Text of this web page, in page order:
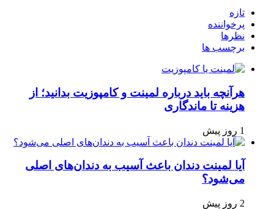
تازه
پرخواننده
نظرها
برچسب ها
هرآنچه باید درباره لمینت و کامپوزیت بدانید؛ از
هزینه تا ماندگاری
1 روز پیش
آیا لمینت دندان باعث آسیب به دندان‌های اصلی
می‌شود؟
2 روز پیش